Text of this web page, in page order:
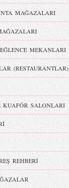
MAĞAZALARI
MEKANLARI
(RESTAURANTLAR)
KUAFÖR SALONLARI
REHBERİ